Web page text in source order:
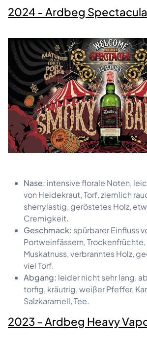
2024 - Ardbeg
Nase: intensive florale Noten,
von Heidekraut, Torf, ziemlich
sherrylastig, geröstetes Holz,
Cremigkeit.
Geschmack: spürbarer Einfluss
Portweinfässern, Trockenfrüchte,
Muskatnuss, verbranntes Holz,
viel Torf.
Abgang: leider nicht sehr lang,
torfig, kräutrig, weißer Pfeffer,
Salzkaramell, Tee.
2023 - Ardbeg Heavy